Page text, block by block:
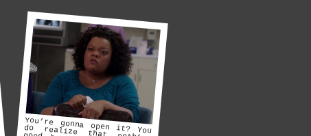
You’re gonna open it? You
do realize that nothing
good has ever been found